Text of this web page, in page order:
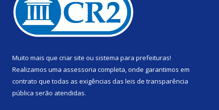
Muito mais que criar site ou sistema para prefeituras!
Realizamos uma assessoria completa, onde garantimos em
contrato que todas as exigências das leis de transparência
pública serão atendidas.